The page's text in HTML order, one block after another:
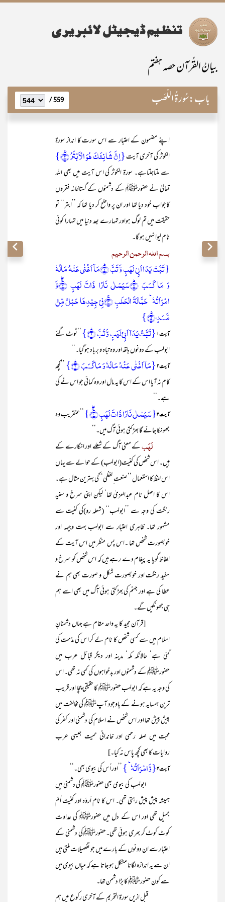
بیانُ القُرآن حصہ ہفتم
باب:سُورۃُ اللَّھَب 559 /
اپنے مضمون کے اعتبار سے اس سورت کا انداز سورۃ
الکوثر کی آخری آیت{اِنَّ شَانِئَکَ ہُوَ الۡاَبۡتَرُ ٪﴿۳﴾}
سے ملتاجلتاہے۔ سورۃ الکوثر کی اس آیت میں بھی اللہ
تعالیٰ نے حضورﷺ کے دشمنوں کے گستاخانہ فقروں
کاجواب خود دیا تھا اور ان پر واضح کر دیا تھا کہ ’’ابتر‘‘ تو
حقیقت میں تم لوگ ہواور تمہارے بعد دنیا میں تمہارا کوئی
نام لیوا نہیں ہو گا۔
بسم اللہ الرحمن الرحیم
{تَبَّتۡ یَدَاۤ اَبِیۡ لَہَبٍ وَّ تَبَّ ؕ﴿۱﴾مَاۤ اَغۡنٰی عَنۡہُ مَالُہٗ
وَ مَا کَسَبَ ؕ﴿۲﴾سَیَصۡلٰی نَارًا ذَاتَ لَہَبٍ ۚ﴿ۖ۳﴾وَّ
امۡرَاَتُہٗ ؕ حَمَّالَۃَ الۡحَطَبِ ۚ﴿۴﴾فِیۡ جِیۡدِہَا حَبۡلٌ مِّنۡ
مَّسَدٍ ٪﴿۵﴾}
آیت ۱ {تَبَّتۡ یَدَاۤ اَبِیۡ لَہَبٍ وَّ تَبَّ ؕ﴿۱﴾}
’’ٹوٹ گئے
ابولہب کے دونوں ہاتھ اور وہ تباہ و برباد ہو گیا۔‘‘
آیت۲ {مَاۤ اَغۡنٰی عَنۡہُ مَالُہٗ وَ مَا کَسَبَ ؕ﴿۲﴾}
’’کچھ
کام نہ آیا اس کے اس کا یہ مال اور وہ کمائی جو اس نے کی
ہے۔‘‘
آیت ۳ {سَیَصۡلٰی نَارًا ذَاتَ لَہَبٍ ۚ﴿ۖ۳﴾}
’’عنقریب وہ
جھونکا جائے گا بھڑکتی ہوئی آگ میں۔‘‘
لَہَبکے معنی آگ کے شعلے اور انگارے کے
ہیں۔ اس شخص کی کنیت(ابولہب) کے حوالے سے یہاں
اس لفظ کا استعمال ’’صنعت ِ لفظی‘‘کی بہترین مثال ہے۔
اس کا اصل نام عبدالعزیٰ تھا‘ لیکن اپنی سرخ و سفید
رنگت کی وجہ سے ’’ابولہب‘‘ (شعلہ رو)کی کنیت سے
مشہور تھا۔ ظاہری اعتبار سے ابولہب بہت وجیہہ اور
خوبصورت شخص تھا ۔اس پس منظر میں اس آیت کے
الفاظ گویا یہ پیغام دے رہے ہیں کہ اس شخص کو سرخ و
سفید رنگت اور خوبصورت شکل و صورت بھی ہم نے
عطا کی ہے اور جہنم کی بھڑکتی ہوئی آگ میں بھی اسے ہم
ہی جھونکیں گے۔
[قرآن مجید کا یہ واحد مقام ہے جہاں دشمنانِ
اسلام میں سے کسی شخص کا نام لے کر اس کی مذمت کی
گئی ہے‘ حالانکہ مکہ‘ مدینہ اور دیگر قبائل عرب میں
حضورﷺ کے دشمنوں اور بدخواہوں کی کمی نہ تھی۔ اس
کی وجہ یہ ہے کہ ابولہب حضورﷺ کا حقیقی چچا اور قریب
ترین ہمسایہ ہونے کے باوجود آپﷺ کی مخالفت میں
پیش پیش تھا اور اس شخص نے اسلام کی دشمنی اور کفر کی
محبت میں صلہ رحمی اور خاندانی حمیت جیسی عرب
روایات کا بھی کچھ پاس نہ کیا۔]
آیت۴ {وَّ امۡرَاَتُہٗ ؕ } ’’اور اُس کی بیوی بھی۔‘‘
ابولہب کی بیوی بھی حضورﷺ کی دشمنی میں
ہمیشہ پیش پیش رہتی تھی۔ اس کا نام اَروَہ اور کنیت اُمّ
جمیل تھی اور اس کے دل میں حضورﷺ کی عداوت
کوٹ کوٹ کر بھری ہوئی تھی۔حضورﷺ کی دشمنی کے
اعتبار سے ان دونوں کے بارے میں جو تفصیلات ملتی ہیں
ان سے یہ اندازہ لگانا مشکل ہو جاتا ہے کہ میاں بیوی میں
سے کون حضورﷺ کا بڑا دشمن تھا۔
قبل ازیں سورۃ التحریم کے آخری رکوع میں ہم